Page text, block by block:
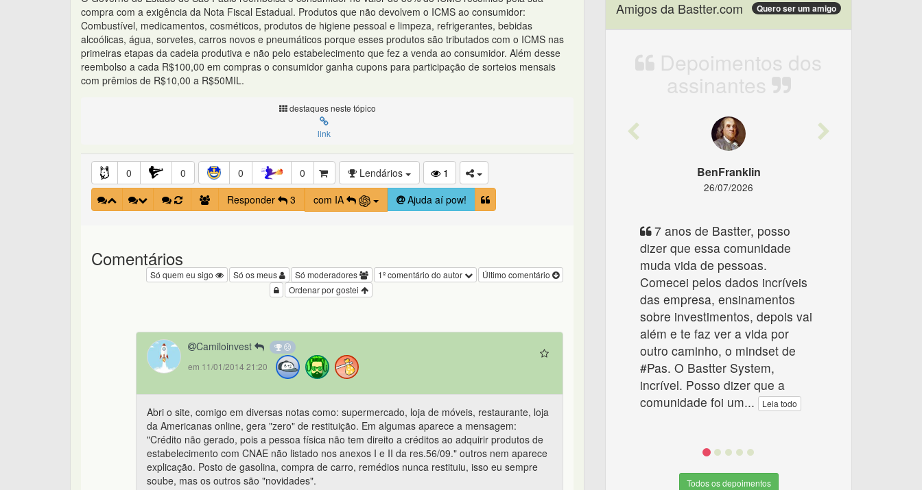
compra com a exigência da Nota Fiscal Estadual. Produtos que não devolvem o ICMS ao consumidor:
Combustível, medicamentos, cosméticos, produtos de higiene pessoal e limpeza, refrigerantes, bebidas
alcoólicas, água, sorvetes, carros novos e pneumáticos porque esses produtos são tributados com o ICMS nas
primeiras etapas da cadeia produtiva e não pelo estabelecimento que fez a venda ao consumidor. Além desse
reembolso a cada R$100,00 em compras o consumidor ganha cupons para participação de sorteios mensais
com prêmios de R$10,00 a R$50MIL.
destaques neste tópico
link
0 0 0 0 Lendários
1
Responder
3 com IA Ajuda aí pow!
Comentários
Último comentário
1º comentário do autor
Só moderadores
Só os meus
Só quem eu sigo
Ordenar por gostei
Camiloinvest
em 11/01/2014 21:20
Abri o site, comigo em diversas notas como: supermercado, loja de móveis, restaurante, loja
da Americanas online, gera "zero" de restituição. Em algumas aparece a mensagem:
"Crédito não gerado, pois a pessoa física não tem direito a créditos ao adquirir produtos de
estabelecimento com CNAE não listado nos anexos I e II da res.56/09." outros nem aparece
explicação. Posto de gasolina, compra de carro, remédios nunca restituiu, isso eu sempre
soube, mas os outros são "novidades".
Amigos da Bastter.com Quero ser um amigo
Depoimentos dos
assinantes
Previous
BenFranklin
26/07/2026
7 anos de Bastter, posso
dizer que essa comunidade
muda vida de pessoas.
Comecei pelos dados incríveis
das empresa, ensinamentos
sobre investimentos, depois vai
além e te faz ver a vida por
outro caminho, o mindset de
#Pas. O Bastter System,
incrível. Posso dizer que a
comunidade foi um... Leia todo
Todos os depoimentos